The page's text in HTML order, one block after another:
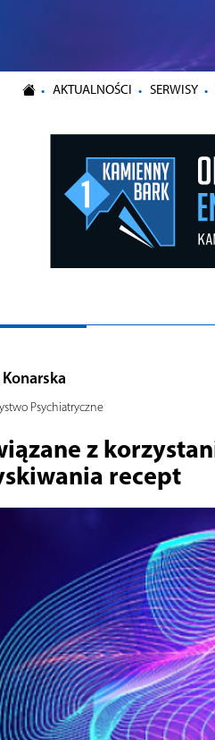
AKTUALNOŚCI SERWISY
Psychiatryczne
z
recept